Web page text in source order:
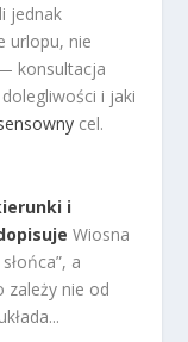
jednak
urlopu, nie
konsultacja
i jaki
cel.
i
Wiosna
a
nie od